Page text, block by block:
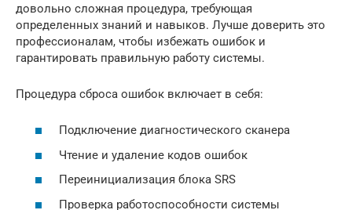
довольно сложная процедура, требующая
определенных знаний и навыков. Лучше доверить это
профессионалам, чтобы избежать ошибок и
гарантировать правильную работу системы.
Процедура сброса ошибок включает в себя:
Подключение диагностического сканера
Чтение и удаление кодов ошибок
Переинициализация блока SRS
Проверка работоспособности системы